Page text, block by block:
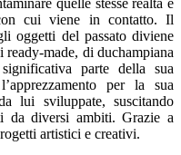
cui viene in contatto. Il
oggetti del passato diviene
ready-made, di duchampiana
parte della sua
per la sua
lui sviluppate, suscitando
da diversi ambiti. Grazie a
artistici e creativi.